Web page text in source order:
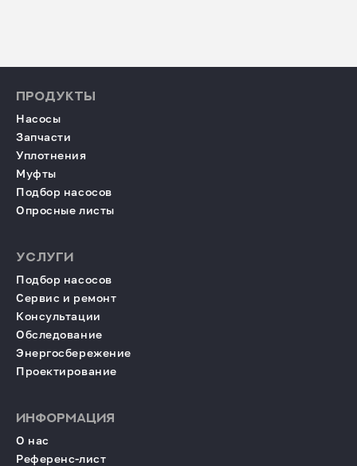
ПРОДУКТЫ
Насосы
Запчасти
Уплотнения
Муфты
Подбор насосов
Опросные листы
УСЛУГИ
Подбор насосов
Сервис и ремонт
Консультации
Обследование
Энергосбережение
Проектирование
ИНФОРМАЦИЯ
О нас
Референс-лист